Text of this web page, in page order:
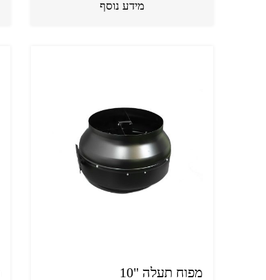
מידע נוסף
מפוח תעלה "10